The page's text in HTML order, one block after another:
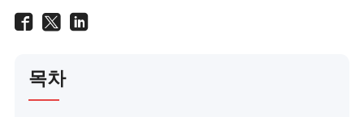
목차